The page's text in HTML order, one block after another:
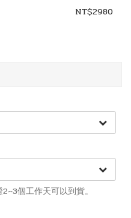
NT$2980
個工作天可以到貨。